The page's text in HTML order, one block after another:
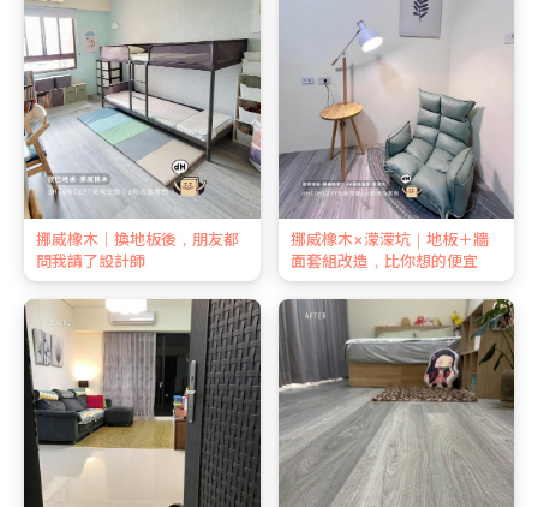
挪威橡木｜換地板後，朋友都
問我請了設計師
挪威橡木×濛濛坑｜地板＋牆
面套組改造，比你想的便宜